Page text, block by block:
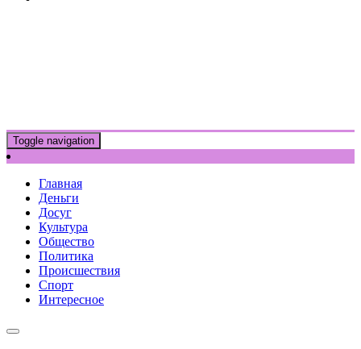
Toggle navigation
Главная
Деньги
Досуг
Культура
Общество
Политика
Происшествия
Спорт
Интересное